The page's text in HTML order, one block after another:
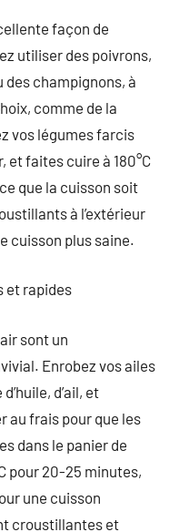
façon de
utiliser des poivrons,
champignons, à
comme de la
vos légumes farcis
et faites cuire à 180°C
que la cuisson soit
à l’extérieur
cuisson plus saine.
et rapides
sont un
Enrobez vos ailes
d’ail, et
au frais pour que les
dans le panier de
pour 20-25 minutes,
une cuisson
croustillantes et